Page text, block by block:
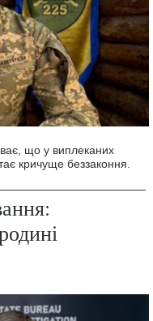
що у виплеканих
кричуще беззаконня.